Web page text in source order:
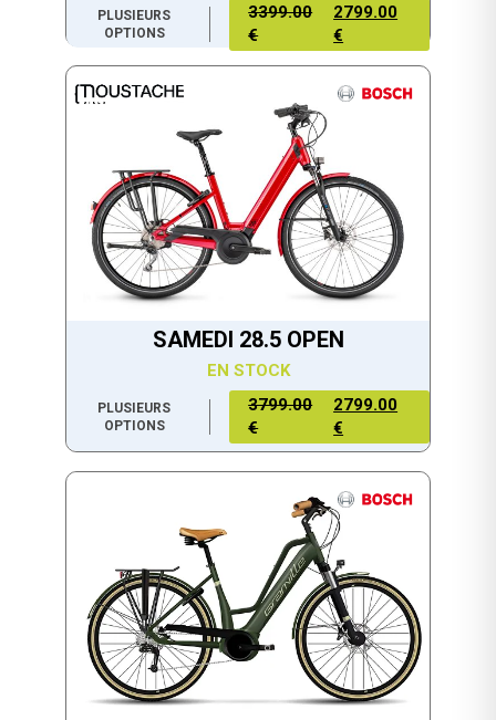
PLUSIEURS
OPTIONS
3399.00
€
2799.00
€
SAMEDI 28.5 OPEN
EN STOCK
PLUSIEURS
OPTIONS
3799.00
€
2799.00
€